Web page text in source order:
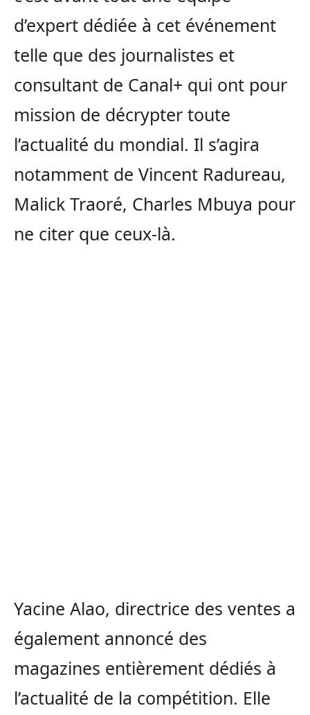
d’expert dédiée à cet événement
telle que des journalistes et
consultant de Canal+ qui ont pour
mission de décrypter toute
l’actualité du mondial. Il s’agira
notamment de Vincent Radureau,
Malick Traoré, Charles Mbuya pour
ne citer que ceux-là.
Yacine Alao, directrice des ventes a
également annoncé des
magazines entièrement dédiés à
l’actualité de la compétition. Elle